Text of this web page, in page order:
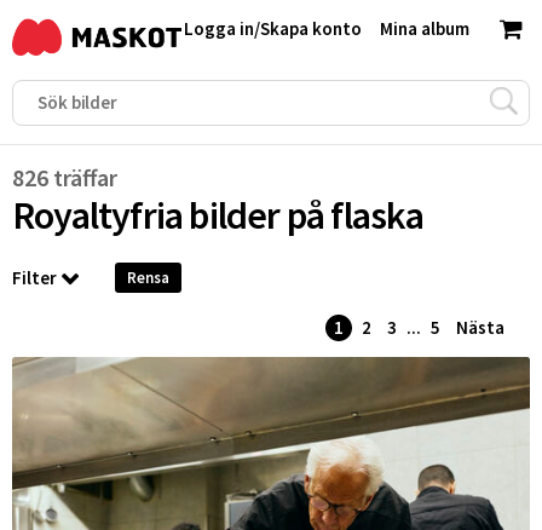
Mina album
Logga in/Skapa konto
826 träffar
Royaltyfria bilder påflaska
Filter Rensa
1 2 3 ... 5 Nästa